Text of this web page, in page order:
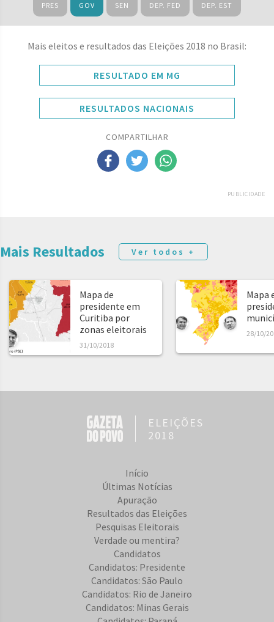
PRES GOV SEN DEP. FED DEP. EST
Mais eleitos e resultados das Eleições 2018 no Brasil:
RESULTADO EM MG
RESULTADOS NACIONAIS
COMPARTILHAR
PUBLICIDADE
Mais Resultados Ver todos +
Mapa de
presidente em
Curitiba por
zonas eleitorais
31/10/2018
Mapa
28/10/
ELEIÇÕES
2018
Início
Últimas Notícias
Apuração
Resultados das Eleições
Pesquisas Eleitorais
Verdade ou mentira?
Candidatos
Candidatos: Presidente
Candidatos: São Paulo
Candidatos: Rio de Janeiro
Candidatos: Minas Gerais